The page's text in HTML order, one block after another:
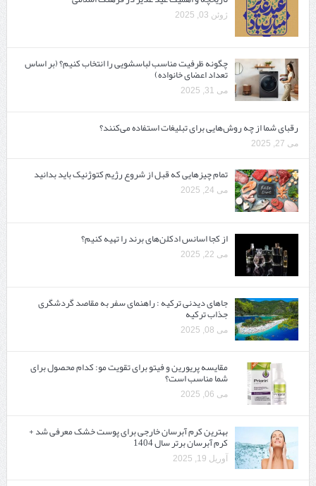
ژوئن 03, 2025
چگونه ظرفیت مناسب لباسشویی را انتخاب کنیم؟ (بر اساس
تعداد اعضای خانواده)
می 31, 2025
رقبای شما از چه روش‌هایی برای تبلیغات استفاده می‌کنند؟
می 27, 2025
تمام چیزهایی که قبل از شروع رژیم کتوژنیک باید بدانید‎
می 24, 2025
از کجا اسانس ادکلن‌های برند را تهیه کنیم؟
می 22, 2025
جاهای دیدنی ترکیه : راهنمای سفر به مقاصد گردشگری
جذاب ترکیه
می 08, 2025
مقایسه پریورین و فیتو برای تقویت مو: کدام محصول برای
شما مناسب است؟
می 06, 2025
بهترین کرم آبرسان خارجی برای پوست خشک معرفی شد +
کرم آبرسان برتر سال 1404
آوریل 19, 2025